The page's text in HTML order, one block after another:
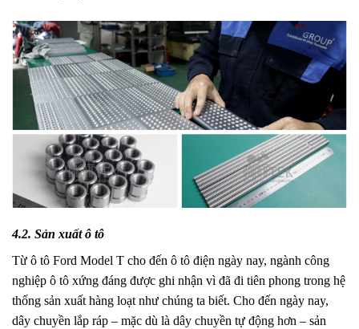
4.2. Sản xuất ô tô
Từ ô tô Ford Model T cho đến ô tô điện ngày nay, ngành công
nghiệp ô tô xứng đáng được ghi nhận vì đã đi tiên phong trong hệ
thống sản xuất hàng loạt như chúng ta biết. Cho đến ngày nay,
dây chuyền lắp ráp – mặc dù là dây chuyền tự động hơn – sản